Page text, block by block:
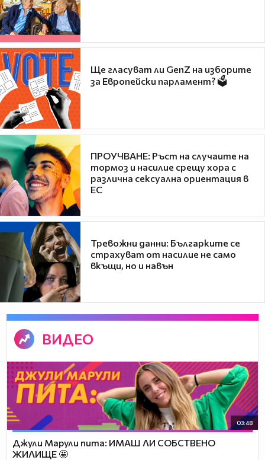
Ще гласуват ли GenZ на изборите
за Европейски парламент? 🗳
ПРОУЧВАНЕ: Ръст на случаите на
тормоз и насилие срещу хора с
различна сексуална ориентация в
ЕС
Тревожни данни: Българките се
страхуват от насилие не само
вкъщи, но и навън
ВИДЕО
03:48
Джули Марули пита: ИМАШ ЛИ СОБСТВЕНО
ЖИЛИЩЕ 🤩